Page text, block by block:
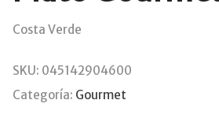
Costa Verde
SKU: 045142904600
Categoría: Gourmet